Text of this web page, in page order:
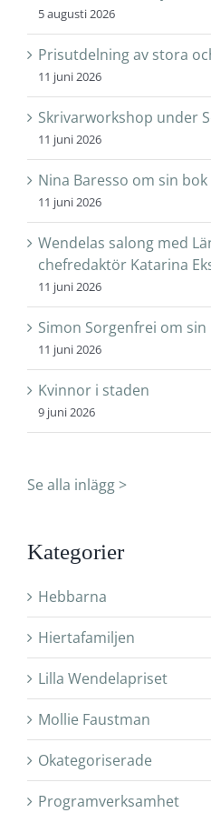
5 augusti 2026
Prisutdelning av stora
11 juni 2026
Skrivarworkshop under
11 juni 2026
Nina Baresso om sin
11 juni 2026
Wendelas salong med
chefredaktör Katarina
11 juni 2026
Simon Sorgenfrei om
11 juni 2026
Kvinnor i staden
9 juni 2026
Se alla inlägg >
Kategorier
Hebbarna
Hiertafamiljen
Lilla Wendelapriset
Mollie Faustman
Okategoriserade
Programverksamhet